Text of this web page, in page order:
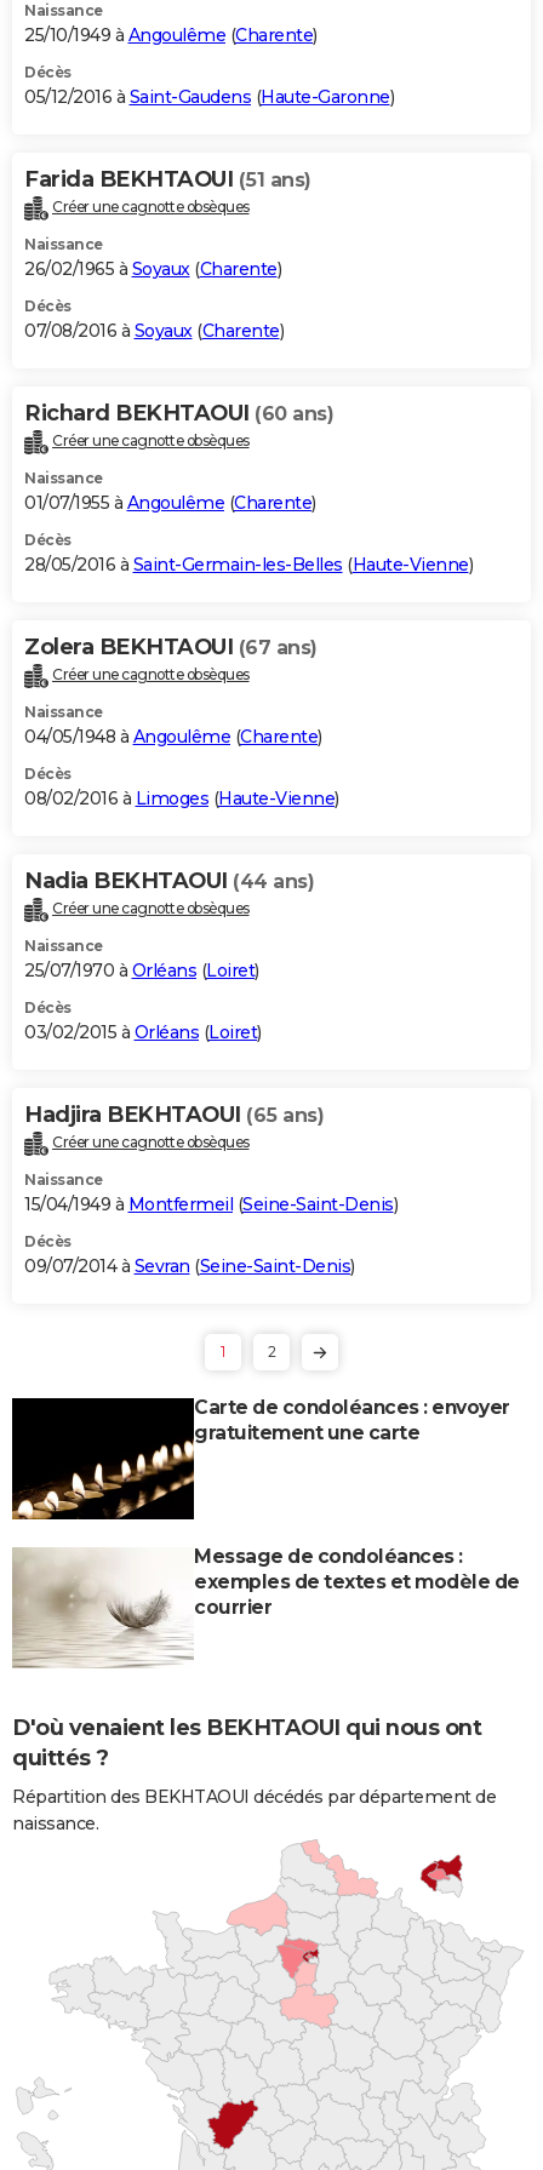
Naissance
25/10/1949 à Angoulême (Charente)
Décès
05/12/2016 à Saint-Gaudens (Haute-Garonne)
Farida BEKHTAOUI (51 ans)
Créer une cagnotte obsèques
Naissance
26/02/1965 à Soyaux(Charente)
Décès
07/08/2016 à Soyaux(Charente)
Richard BEKHTAOUI (60 ans)
Créer une cagnotte obsèques
Naissance
01/07/1955 à Angoulême (Charente)
Décès
28/05/2016 à Saint-Germain-les-Belles (Haute-Vienne)
Zolera BEKHTAOUI (67 ans)
Créer une cagnotte obsèques
Naissance
04/05/1948 à Angoulême (Charente)
Décès
08/02/2016 à Limoges (Haute-Vienne)
Nadia BEKHTAOUI (44 ans)
Créer une cagnotte obsèques
Naissance
25/07/1970 à Orléans (Loiret)
Décès
03/02/2015 à Orléans (Loiret)
Hadjira BEKHTAOUI (65 ans)
Créer une cagnotte obsèques
Naissance
15/04/1949 à Montfermeil (Seine-Saint-Denis)
Décès
09/07/2014 à Sevran (Seine-Saint-Denis)
1 2
Carte de condoléances : envoyer
gratuitement une carte
Message de condoléances :
exemples de textes et modèle de
courrier
D'où venaient les BEKHTAOUI qui nous ont
quittés ?
Répartition des BEKHTAOUI décédés par département de
naissance.